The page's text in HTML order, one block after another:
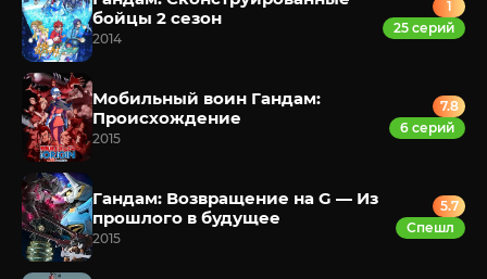
бойцы 2 сезон
2014
1
25 серий
Мобильный воин Гандам:
Происхождение
2015
7.8
6 серий
Гандам: Возвращение на G — Из
прошлого в будущее
2015
5.7
Спешл